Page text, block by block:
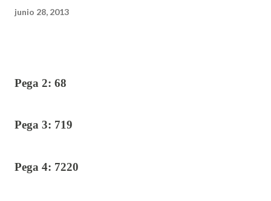
junio 28, 2013
Pega 2: 68
Pega 3: 719
Pega 4: 7220